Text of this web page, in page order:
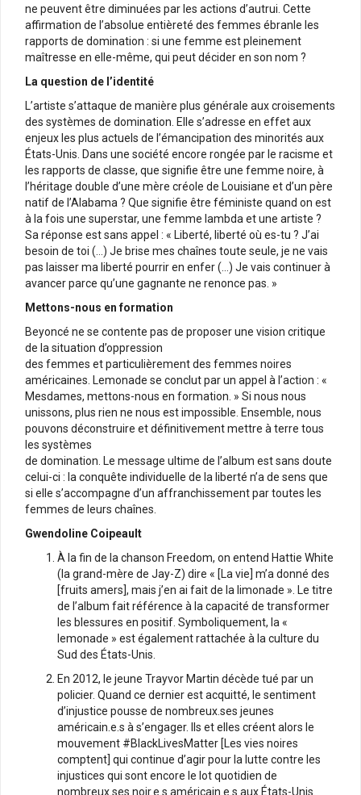
ne peuvent être diminuées par les actions d’autrui. Cette
affirmation de l’absolue entièreté des femmes ébranle les
rapports de domination : si une femme est pleinement
maîtresse en elle-même, qui peut décider en son nom ?
La question de l’identité
L’artiste s’attaque de manière plus générale aux croisements
des systèmes de domination. Elle s’adresse en effet aux
enjeux les plus actuels de l’émancipation des minorités aux
États-Unis. Dans une société encore rongée par le racisme et
les rapports de classe, que signifie être une femme noire, à
l’héritage double d’une mère créole de Louisiane et d’un père
natif de l’Alabama ? Que signifie être féministe quand on est
à la fois une superstar, une femme lambda et une artiste ?
Sa réponse est sans appel : « Liberté, liberté où es-tu ? J’ai
besoin de toi (…) Je brise mes chaînes toute seule, je ne vais
pas laisser ma liberté pourrir en enfer (…) Je vais continuer à
avancer parce qu’une gagnante ne renonce pas. »
Mettons-nous en formation
Beyoncé ne se contente pas de proposer une vision critique
de la situation d’oppression
des femmes et particulièrement des femmes noires
américaines. Lemonade se conclut par un appel à l’action : «
Mesdames, mettons-nous en formation. » Si nous nous
unissons, plus rien ne nous est impossible. Ensemble, nous
pouvons déconstruire et définitivement mettre à terre tous
les systèmes
de domination. Le message ultime de l’album est sans doute
celui-ci : la conquête individuelle de la liberté n’a de sens que
si elle s’accompagne d’un affranchissement par toutes les
femmes de leurs chaînes.
Gwendoline Coipeault
À la fin de la chanson Freedom, on entend Hattie White
(la grand-mère de Jay-Z) dire « [La vie] m’a donné des
[fruits amers], mais j’en ai fait de la limonade ». Le titre
de l’album fait référence à la capacité de transformer
les blessures en positif. Symboliquement, la «
lemonade » est également rattachée à la culture du
Sud des États-Unis.
En 2012, le jeune Trayvor Martin décède tué par un
policier. Quand ce dernier est acquitté, le sentiment
d’injustice pousse de nombreux.ses jeunes
américain.e.s à s’engager. Ils et elles créent alors le
mouvement #BlackLivesMatter [Les vies noires
comptent] qui continue d’agir pour la lutte contre les
injustices qui sont encore le lot quotidien de
nombreux.ses noir.e.s américain.e.s aux États-Unis.